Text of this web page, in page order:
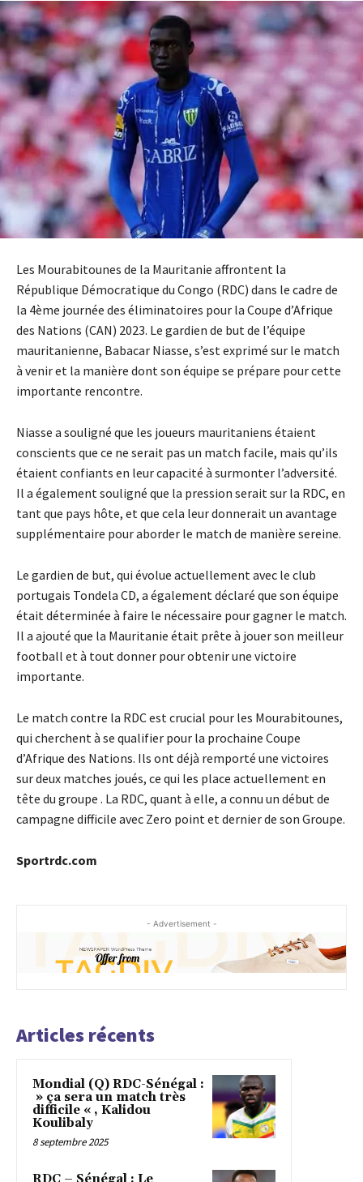
Les Mourabitounes de la Mauritanie affrontent la
République Démocratique du Congo (RDC) dans le cadre de
la 4ème journée des éliminatoires pour la Coupe d’Afrique
des Nations (CAN) 2023. Le gardien de but de l’équipe
mauritanienne, Babacar Niasse, s’est exprimé sur le match
à venir et la manière dont son équipe se prépare pour cette
importante rencontre.
Niasse a souligné que les joueurs mauritaniens étaient
conscients que ce ne serait pas un match facile, mais qu’ils
étaient confiants en leur capacité à surmonter l’adversité.
Il a également souligné que la pression serait sur la RDC, en
tant que pays hôte, et que cela leur donnerait un avantage
supplémentaire pour aborder le match de manière sereine.
Le gardien de but, qui évolue actuellement avec le club
portugais Tondela CD, a également déclaré que son équipe
était déterminée à faire le nécessaire pour gagner le match.
Il a ajouté que la Mauritanie était prête à jouer son meilleur
football et à tout donner pour obtenir une victoire
importante.
Le match contre la RDC est crucial pour les Mourabitounes,
qui cherchent à se qualifier pour la prochaine Coupe
d’Afrique des Nations. Ils ont déjà remporté une victoires
sur deux matches joués, ce qui les place actuellement en
tête du groupe . La RDC, quant à elle, a connu un début de
campagne difficile avec Zero point et dernier de son Groupe.
Sportrdc.com
- Advertisement -
Articles récents
Mondial (Q) RDC-Sénégal :
» ça sera un match très
difficile « , Kalidou
Koulibaly
8 septembre 2025